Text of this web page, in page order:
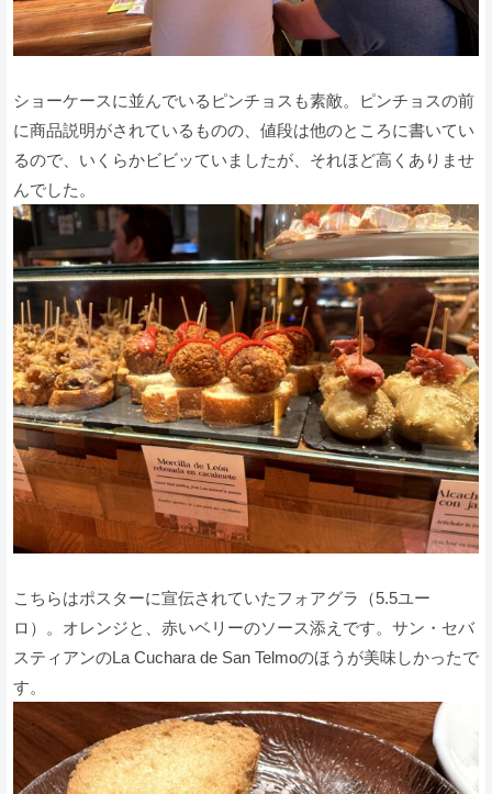
ショーケースに並んでいるピンチョスも素敵。ピンチョスの前
に商品説明がされているものの、値段は他のところに書いてい
るので、いくらかビビッていましたが、それほど高くありませ
んでした。
こちらはポスターに宣伝されていたフォアグラ（5.5ユー
ロ）。オレンジと、赤いベリーのソース添えです。サン・セバ
スティアンのLa Cuchara de San Telmoのほうが美味しかったで
す。